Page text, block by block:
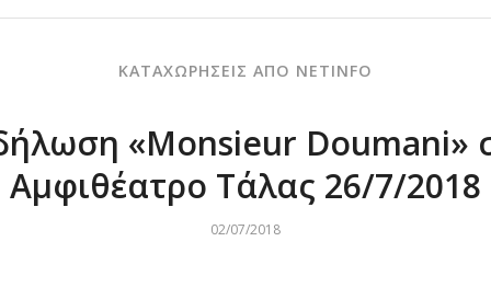
ΚΑΤΑΧΩΡΗΣΕΙΣ ΑΠΟ NETINFO
«Μonsieur Doumani»
Αμφιθέατρο Τάλας 26/7/2018
02/07/2018